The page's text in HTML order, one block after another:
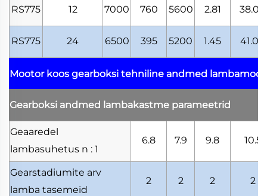
RS775 12 7000 760 5600 2.81 38.00
RS775 24 6500 395 5200 1.45 41.00
Mootor koos gearboksi tehniline andmed
Gearboksi andmed lambakastme parameetrid
Geaaredel
lambasuhetus n : 1
6.8 7.9 9.8 10.5
Gearstadiumite arv
lamba tasemeid
2 2 2 2